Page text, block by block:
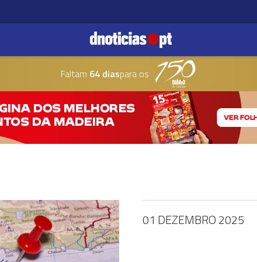
Faltam 64 diaspara os
01 DEZEMBRO 2025